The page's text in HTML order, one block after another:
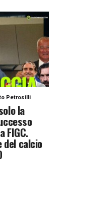
Petrosilli
la
FIGC.
del calcio